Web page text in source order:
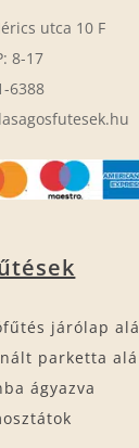
utca 10 F
8-17
6388
járólap alá
parketta alá
ágyazva